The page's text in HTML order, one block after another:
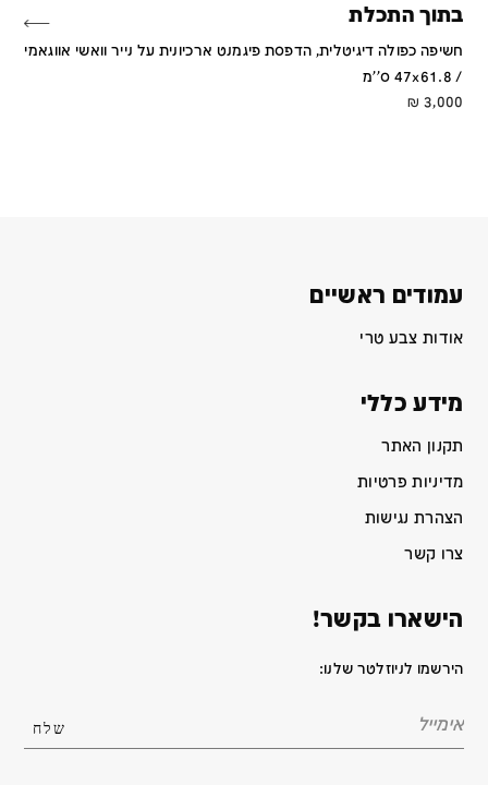
בתוך התכלת
חשיפה כפולה דיגיטלית, הדפסת פיגמנט ארכיונית על נייר וואשי אווגאמי
/ 47x61.8 ס''מ
3,000
₪
עמודים ראשיים
אודות צבע טרי
מידע כללי
תקנון האתר
מדיניות פרטיות
הצהרת נגישות
צרו קשר
הישארו בקשר!
הירשמו לניוזלטר שלנו: